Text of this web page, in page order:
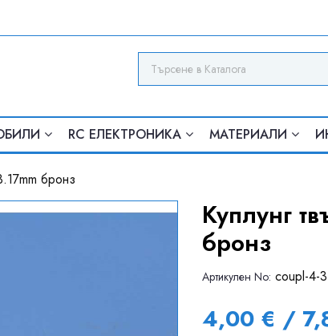
RC ЕЛЕКТРОНИКА МАТЕРИАЛИ
бронз
Куплунг
бронз
Артикулен Nо: coupl-4-
4,00 € /